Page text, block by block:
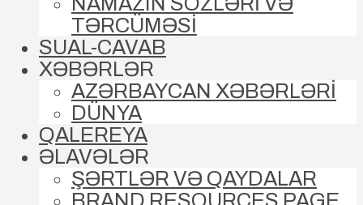
TƏRCÜMƏSİ
SUAL-CAVAB
XƏBƏRLƏR
AZƏRBAYCAN XƏBƏRLƏRİ
DÜNYA
QALEREYA
ƏLAVƏLƏR
ŞƏRTLƏR VƏ QAYDALAR
BRAND RESOURCES PAGE